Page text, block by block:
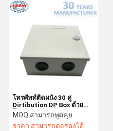
โทรศัพท์ติดผนัง 30 คู่
Dirtibution DP Box ด้วย
โมดูล LSA Krone 10/20/30
คู่
MOQ:สามารถพูดคุย
ราคา:สามารถต่อรองได้